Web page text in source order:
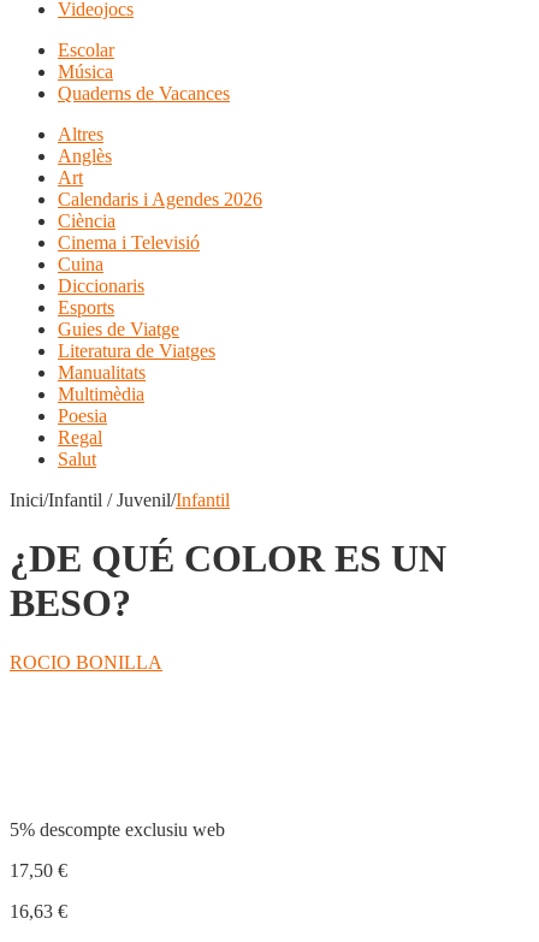
Videojocs
Escolar
Música
Quaderns de Vacances
Altres
Anglès
Art
Calendaris i Agendes 2026
Ciència
Cinema i Televisió
Cuina
Diccionaris
Esports
Guies de Viatge
Literatura de Viatges
Manualitats
Multimèdia
Poesia
Regal
Salut
Inici/Infantil / Juvenil/Infantil
¿DE QUÉ COLOR ES UN
BESO?
ROCIO BONILLA
5% descompte exclusiu web
17,50 €
16,63 €